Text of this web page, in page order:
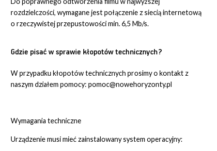
rozdzielczości, wymagane jest połączenie z siecią internetową
o rzeczywistej przepustowości min. 6,5 Mb/s.
Gdzie pisać w sprawie kłopotów technicznych?
W przypadku kłopotów technicznych prosimy o kontakt z
naszym działem pomocy: pomoc@nowehoryzonty.pl
Wymagania techniczne
Urządzenie musi mieć zainstalowany system operacyjny: